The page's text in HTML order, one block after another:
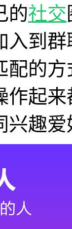
的社交
入到
配的
作起
兴趣